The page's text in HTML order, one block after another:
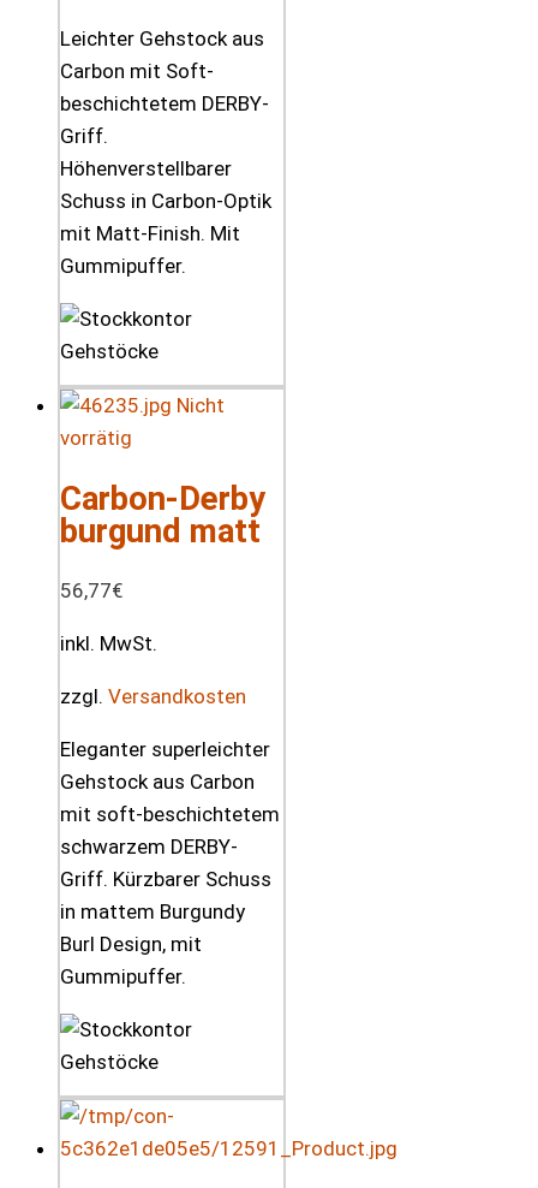
Leichter Gehstock aus
Carbon mit Soft-
beschichtetem DERBY-
Griff.
Höhenverstellbarer
Schuss in Carbon-Optik
mit Matt-Finish. Mit
Gummipuffer.
Nicht
vorrätig
Carbon-Derby
burgund matt
56,77€
inkl. MwSt.
zzgl. Versandkosten
Eleganter superleichter
Gehstock aus Carbon
mit soft-beschichtetem
schwarzem DERBY-
Griff. Kürzbarer Schuss
in mattem Burgundy
Burl Design, mit
Gummipuffer.